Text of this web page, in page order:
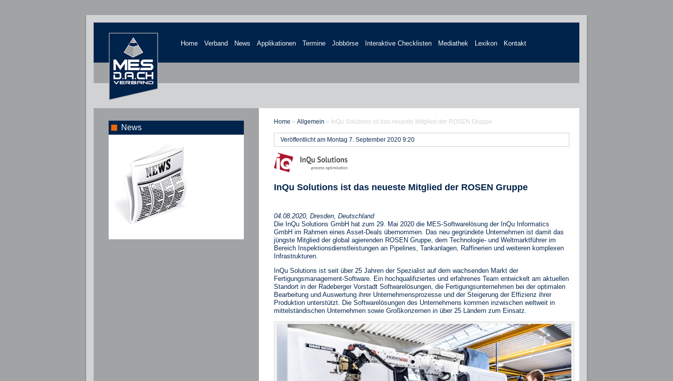
Home Verband News Applikationen Termine Jobbörse Interaktive Checklisten Mediathek Lexikon Kontakt
News
Home » Allgemein » InQu Solutions ist das neueste Mitglied der ROSEN Gruppe
Veröffentlicht am Montag 7. September 2020 9:20
InQu Solutions ist das neueste Mitglied der ROSEN Gruppe
04.08.2020, Dresden, Deutschland
Die InQu Solutions GmbH hat zum 29. Mai 2020 die MES‐Softwarelösung der InQu Informatics
GmbH im Rahmen eines Asset‐Deals übernommen. Das neu gegründete Unternehmen ist damit das
jüngste Mitglied der global agierenden ROSEN Gruppe, dem Technologie‐ und Weltmarktführer im
Bereich Inspektionsdienstleistungen an Pipelines, Tankanlagen, Raffinerien und weiteren komplexen
Infrastrukturen.
InQu Solutions ist seit über 25 Jahren der Spezialist auf dem wachsenden Markt der
Fertigungsmanagement‐Software. Ein hochqualifiziertes und erfahrenes Team entwickelt am aktuellen
Standort in der Radeberger Vorstadt Softwarelösungen, die Fertigungsunternehmen bei der optimalen
Bearbeitung und Auswertung ihrer Unternehmensprozesse und der Steigerung der Effizienz ihrer
Produktion unterstützt. Die Softwarelösungen des Unternehmens kommen inzwischen weltweit in
mittelständischen Unternehmen sowie Großkonzernen in über 25 Ländern zum Einsatz.